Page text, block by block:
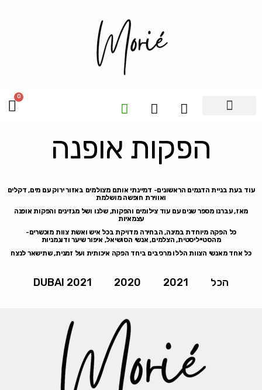
הפקות אופנה
בעת בניית הדגמים הראשונים- דמיינתי אותם מצולמים באזור ירוק עם מים, דקלים
ואווירת חופשה מושלמת
עברנו מספר שנים עם עוד צילומים והפקות, שלנו ושל מגזינים והפקות אופנה
עצמאיות
כל הפקה מיוחדת במינה, הבחירה מדויקת בכל איש ואשת צוות מוכשרים-
מהסטייליסטית, הצלמים, אנשי הסושיאל, איפור שיער ודוגמניות
אחד מאנשי הצוות הללו מרכיבים ביחד הפקה איכותית ועל זמנית, שתישאר לנצח
הכל 2021
2020
DUBAI 2021